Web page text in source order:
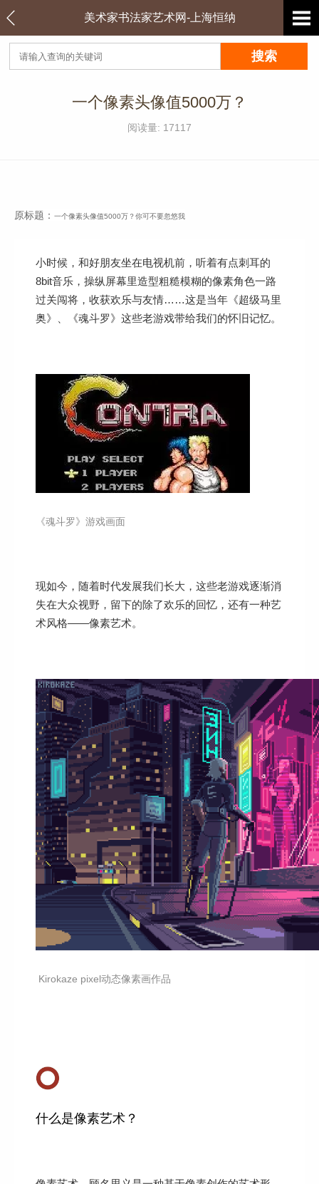
美术家书法家艺术网-上海恒纳
一个像素头像值5000万？
阅读量: 17117
原标题： 一个像素头像值5000万？你可不要忽悠我
小时候，和好朋友坐在电视机前，听着有点刺耳的
8bit音乐，操纵屏幕里造型粗糙模糊的像素角色一路
过关闯将，收获欢乐与友情……这是当年《超级马里
奥》、《魂斗罗》这些老游戏带给我们的怀旧记忆。
《魂斗罗》游戏画面
现如今，随着时代发展我们长大，这些老游戏逐渐消
失在大众视野，留下的除了欢乐的回忆，还有一种艺
术风格——像素艺术。
Kirokaze pixel动态像素画作品
什么是像素艺术？